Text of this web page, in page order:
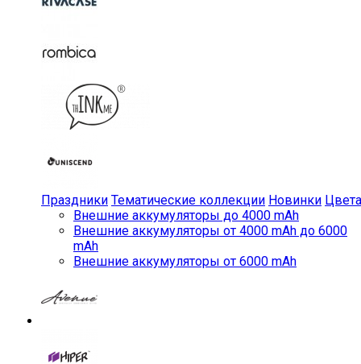
Праздники Тематические коллекции Новинки Цвета
Внешние аккумуляторы до 4000 mAh
Внешние аккумуляторы от 4000 mAh до 6000
mAh
Внешние аккумуляторы от 6000 mAh